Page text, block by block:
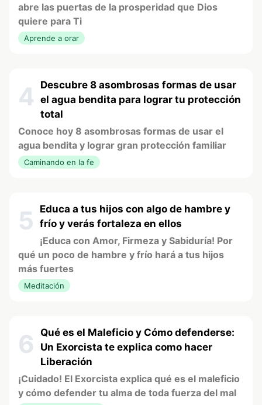
abre las puertas de la prosperidad que Dios
quiere para Ti
Aprende a orar
4
Descubre 8 asombrosas formas de usar
el agua bendita para lograr tu protección
total
Conoce hoy 8 asombrosas formas de usar el
agua bendita y lograr gran protección familiar
Caminando en la fe
5
Educa a tus hijos con algo de hambre y
frío y verás fortaleza en ellos
¡Educa con Amor, Firmeza y Sabiduría! Por
qué un poco de hambre y frío hará a tus hijos
más fuertes
Meditación
6
Qué es el Maleficio y Cómo defenderse:
Un Exorcista te explica como hacer
Liberación
¡Cuidado! El Exorcista explica qué es el maleficio
y cómo defender tu alma de toda fuerza del mal